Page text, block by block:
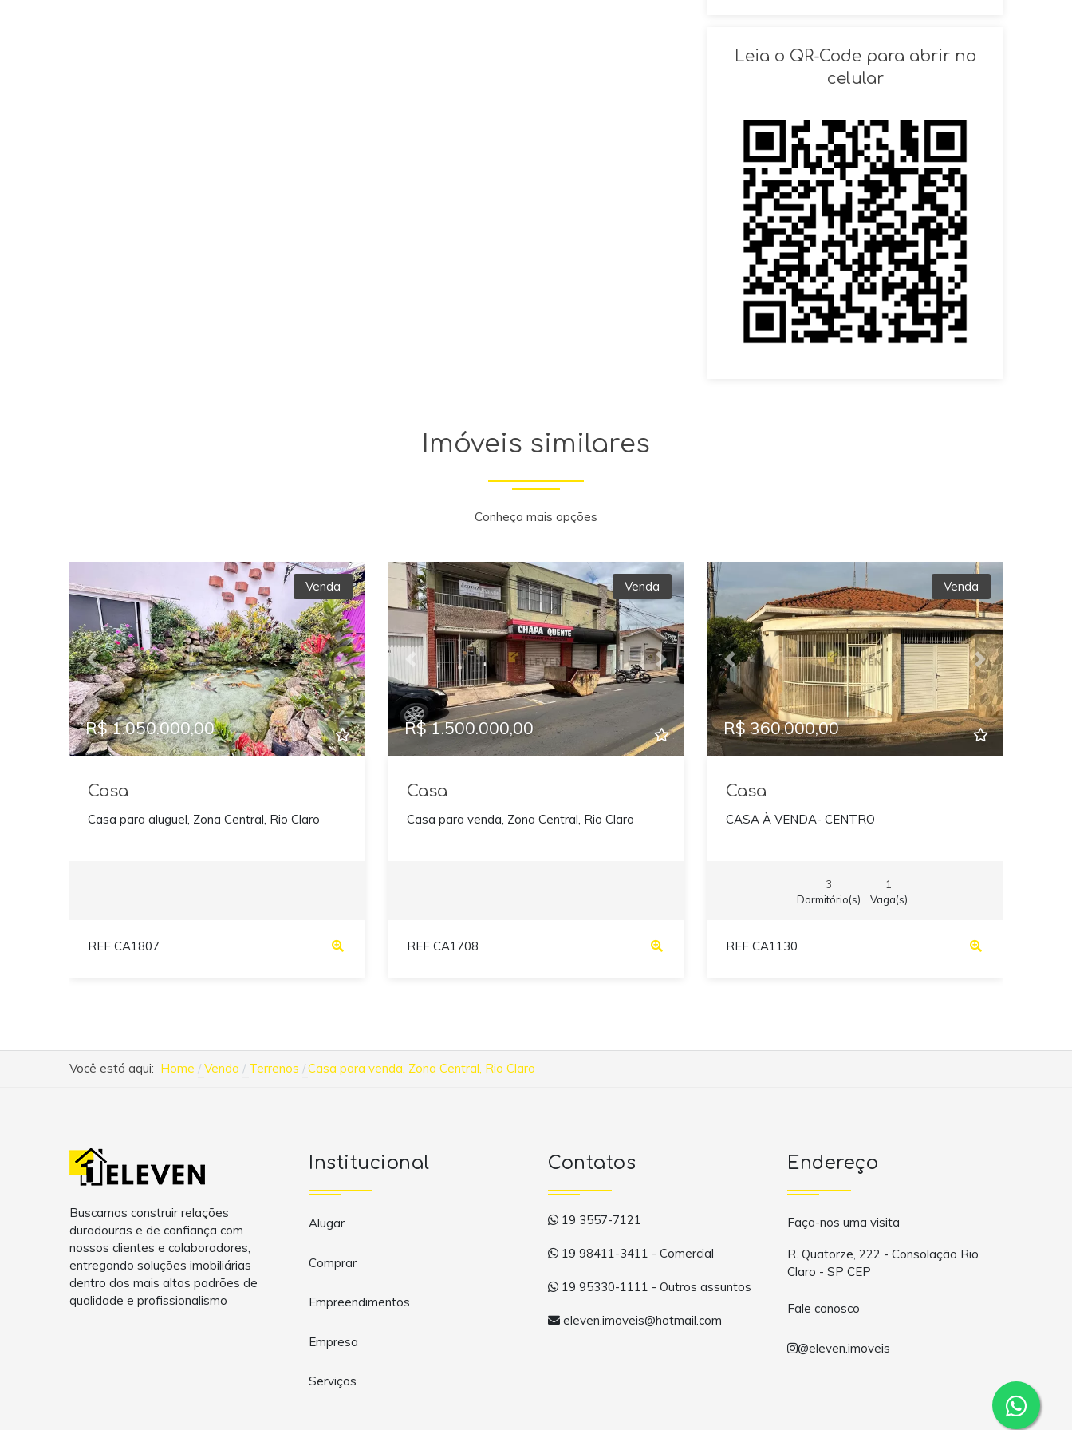
VOLTAR
Leia o QR-Code para abrir no
celular
Imóveis similares
Conheça mais opções
Previous Next
Venda
R$ 1.050.000,00
Casa
Casa para aluguel, Zona Central, Rio Claro
REF CA1807
Previous Next
Venda
R$ 1.500.000,00
Casa
Casa para venda, Zona Central, Rio Claro
REF CA1708
Previous Next
Venda
R$ 360.000,00
Casa
CASA À VENDA- CENTRO
3
Dormitório(s)
1
Vaga(s)
REF CA1130
Você está aqui: Home Venda Terrenos Casa para venda, Zona Central, Rio Claro
Buscamos construir relações
duradouras e de confiança com
nossos clientes e colaboradores,
entregando soluções imobiliárias
dentro dos mais altos padrões de
qualidade e profissionalismo
Institucional
Alugar
Comprar
Empreendimentos
Empresa
Serviços
Contatos
19 3557-7121
19 98411-3411 - Comercial
19 95330-1111 - Outros assuntos
eleven.imoveis@hotmail.com
Endereço
Faça-nos uma visita
R. Quatorze, 222 - Consolação Rio
Claro - SP CEP
Fale conosco
@eleven.imoveis